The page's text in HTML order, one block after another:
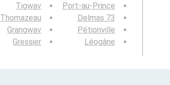
Port-au-Prince
Delmas 73
Pétionville
Léogâne
Tigwav
Thomazeau
Grangwav
Gressier